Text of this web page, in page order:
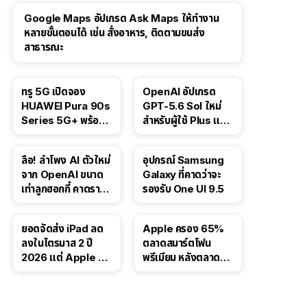
Google Maps อัปเกรด Ask Maps ให้ทำงาน
หลายขั้นตอนได้ เช่น สั่งอาหาร, ติดตามขนส่ง
สาธารณะ
ทรู 5G เปิดจอง
HUAWEI Pura 90s
Series 5G+ พร้อม
OpenAI อัปเกรด
GPT-5.6 Sol ใหม่
สำหรับผู้ใช้ Plus และ
ลือ! ลำโพง AI ตัวใหม่
จาก OpenAI ขนาด
เท่าลูกฮอกกี้ คาดราคา
อุปกรณ์ Samsung
Galaxy ที่คาดว่าจะ
รองรับ One UI 9.5
ยอดจัดส่ง iPad ลด
ลงในไตรมาส 2 ปี
2026 แต่ Apple ยัง
Apple ครอง 65%
ตลาดสมาร์ตโฟน
พรีเมียม หลังตลาดทำ